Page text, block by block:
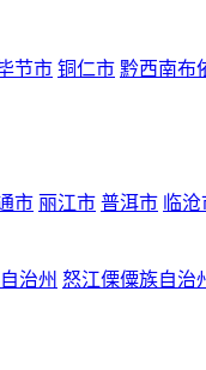
节市 铜仁市 黔西南布
市 丽江市 普洱市 临
治州 怒江傈僳族自治